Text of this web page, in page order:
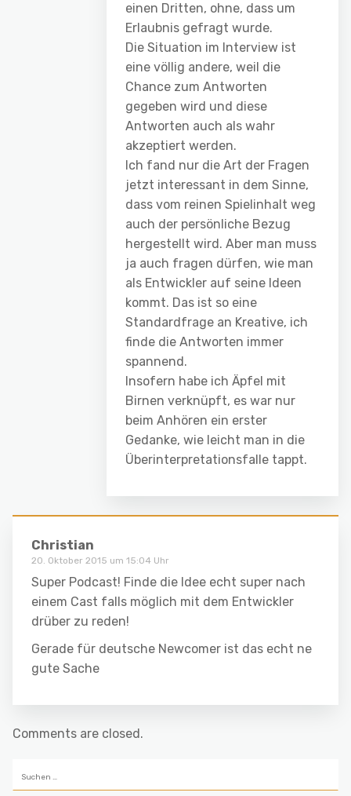
einen Dritten, ohne, dass um
Erlaubnis gefragt wurde.
Die Situation im Interview ist
eine völlig andere, weil die
Chance zum Antworten
gegeben wird und diese
Antworten auch als wahr
akzeptiert werden.
Ich fand nur die Art der Fragen
jetzt interessant in dem Sinne,
dass vom reinen Spielinhalt weg
auch der persönliche Bezug
hergestellt wird. Aber man muss
ja auch fragen dürfen, wie man
als Entwickler auf seine Ideen
kommt. Das ist so eine
Standardfrage an Kreative, ich
finde die Antworten immer
spannend.
Insofern habe ich Äpfel mit
Birnen verknüpft, es war nur
beim Anhören ein erster
Gedanke, wie leicht man in die
Überinterpretationsfalle tappt.
Christian
20. Oktober 2015 um 15:04 Uhr
Super Podcast! Finde die Idee echt super nach
einem Cast falls möglich mit dem Entwickler
drüber zu reden!
Gerade für deutsche Newcomer ist das echt ne
gute Sache
Comments are closed.
nach: